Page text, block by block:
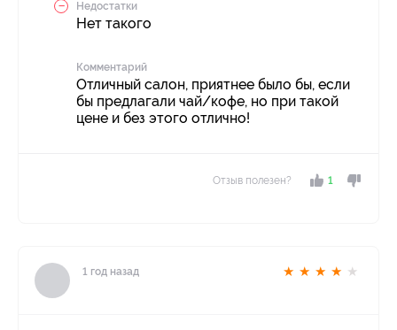
Недостатки
Нет такого
Комментарий
Отличный салон, приятнее было бы, если
бы предлагали чай/кофе, но при такой
цене и без этого отлично!
Отзыв полезен? 1
1 год назад ★ ★ ★ ★ ★